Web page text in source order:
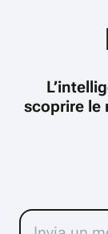
scoprire le